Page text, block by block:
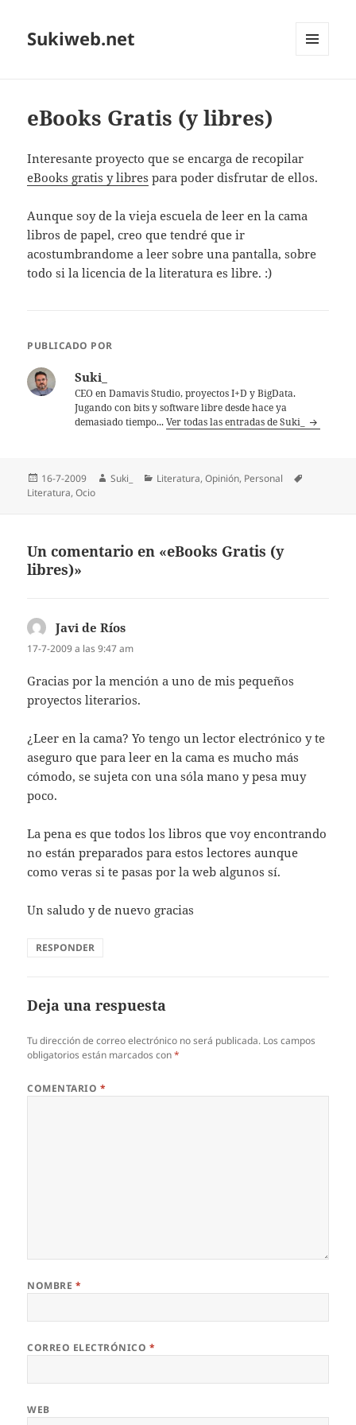
Sukiweb.net
eBooks Gratis (y libres)
Interesante proyecto que se encarga de recopilar
eBooks gratis y libres para poder disfrutar de ellos.
Aunque soy de la vieja escuela de leer en la cama
libros de papel, creo que tendré que ir
acostumbrandome a leer sobre una pantalla, sobre
todo si la licencia de la literatura es libre. :)
PUBLICADO POR
Suki_
CEO en Damavis Studio, proyectos I+D y BigData.
Jugando con bits y software libre desde hace ya
demasiado tiempo...Ver todas las entradas de Suki_
Publicado
el
16-7-2009 Autor
Suki_ Categorías
Literatura,Opinión, Personal
Literatura,Ocio
Un comentario en «eBooks Gratis (y
libres)»
Javi de Ríos
17-7-2009 a las 9:47 am
Gracias por la mención a uno de mis pequeños
proyectos literarios.
¿Leer en la cama? Yo tengo un lector electrónico y te
aseguro que para leer en la cama es mucho más
cómodo, se sujeta con una sóla mano y pesa muy
poco.
La pena es que todos los libros que voy encontrando
no están preparados para estos lectores aunque
como veras si te pasas por la web algunos sí.
Un saludo y de nuevo gracias
RESPONDER
Deja una respuesta
Tu dirección de correo electrónico no será publicada. Los campos
obligatorios están marcados con*
COMENTARIO *
NOMBRE *
CORREO ELECTRÓNICO *
WEB